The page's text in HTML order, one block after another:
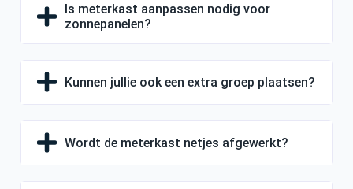
Is meterkast aanpassen nodig voor
zonnepanelen?
Kunnen jullie ook een extra groep plaatsen?
Wordt de meterkast netjes afgewerkt?